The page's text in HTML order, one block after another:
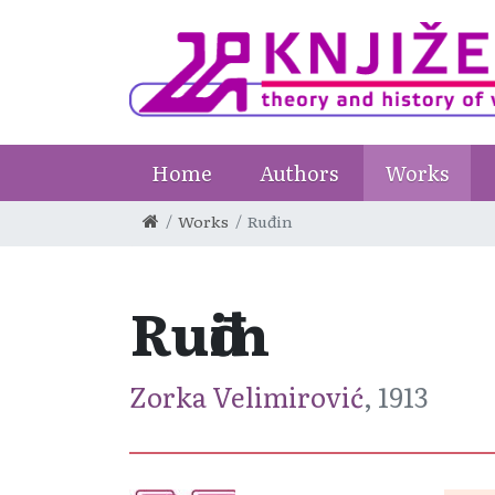
Home Authors Works
Works Ruđin
Ruđin
Zorka Velimirović, 1913